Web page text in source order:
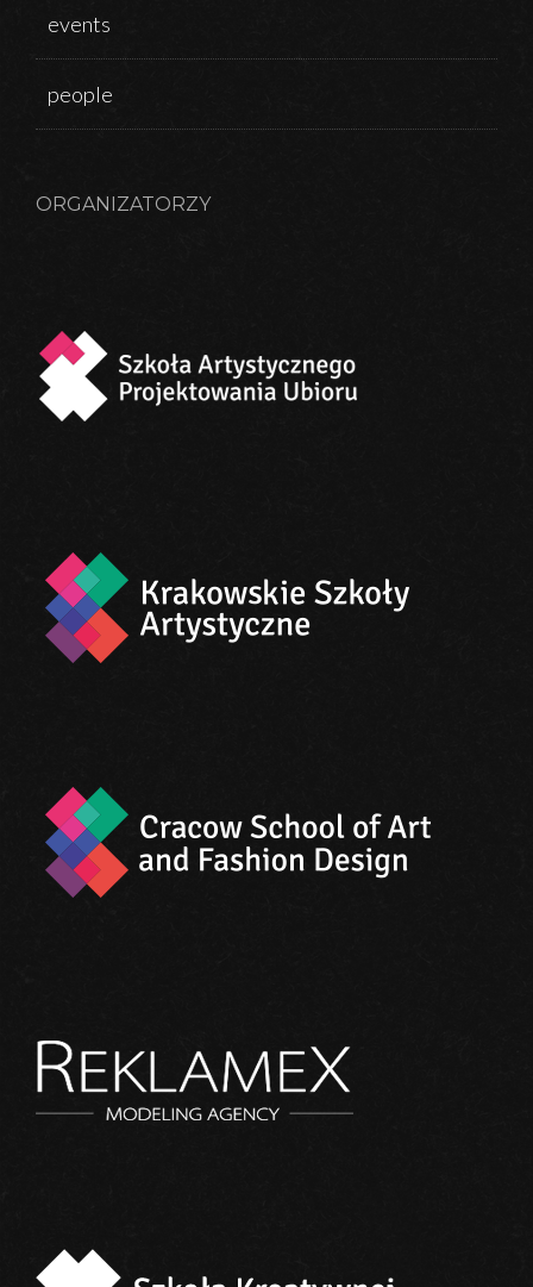
events
people
ORGANIZATORZY